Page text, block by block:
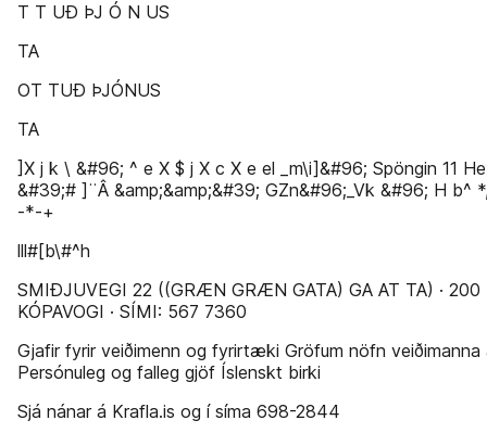
T T UÐ ÞJ Ó N US
TA
OT TUÐ ÞJÓNUS
TA
]X j k \ &#96; ^ e X $ j X c X e el _m\i]&#96; Spöngin 11
&#39;# ]¨Â &amp;&amp;&#39; GZn&#96;_Vk &#96; H
-*-+
lll#[b\#^h
SMIÐJUVEGI 22 ((GRÆN GRÆN GATA) GA AT TA) · 200
KÓPAVOGI · SÍMI: 567 7360
Gjafir fyrir veiðimenn og fyrirtæki Gröfum nöfn
Persónuleg og falleg gjöf Íslenskt birki
Sjá nánar á Krafla.is og í síma 698-2844